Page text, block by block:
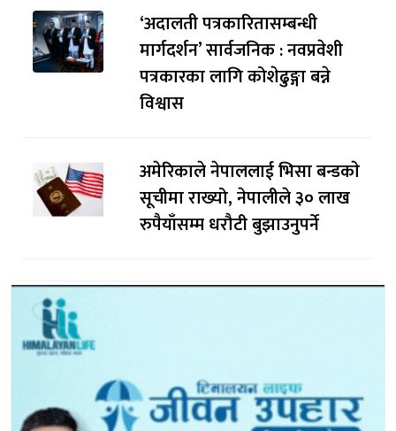
‘अदालती पत्रकारितासम्बन्धी
मार्गदर्शन’ सार्वजनिक : नवप्रवेशी
पत्रकारका लागि कोशेढुङ्गा बन्ने
विश्वास
अमेरिकाले नेपाललाई भिसा बन्डकाे
सूचीमा राख्यो, नेपालीले ३० लाख
रुपैयाँसम्म धरौटी बुझाउनुपर्ने